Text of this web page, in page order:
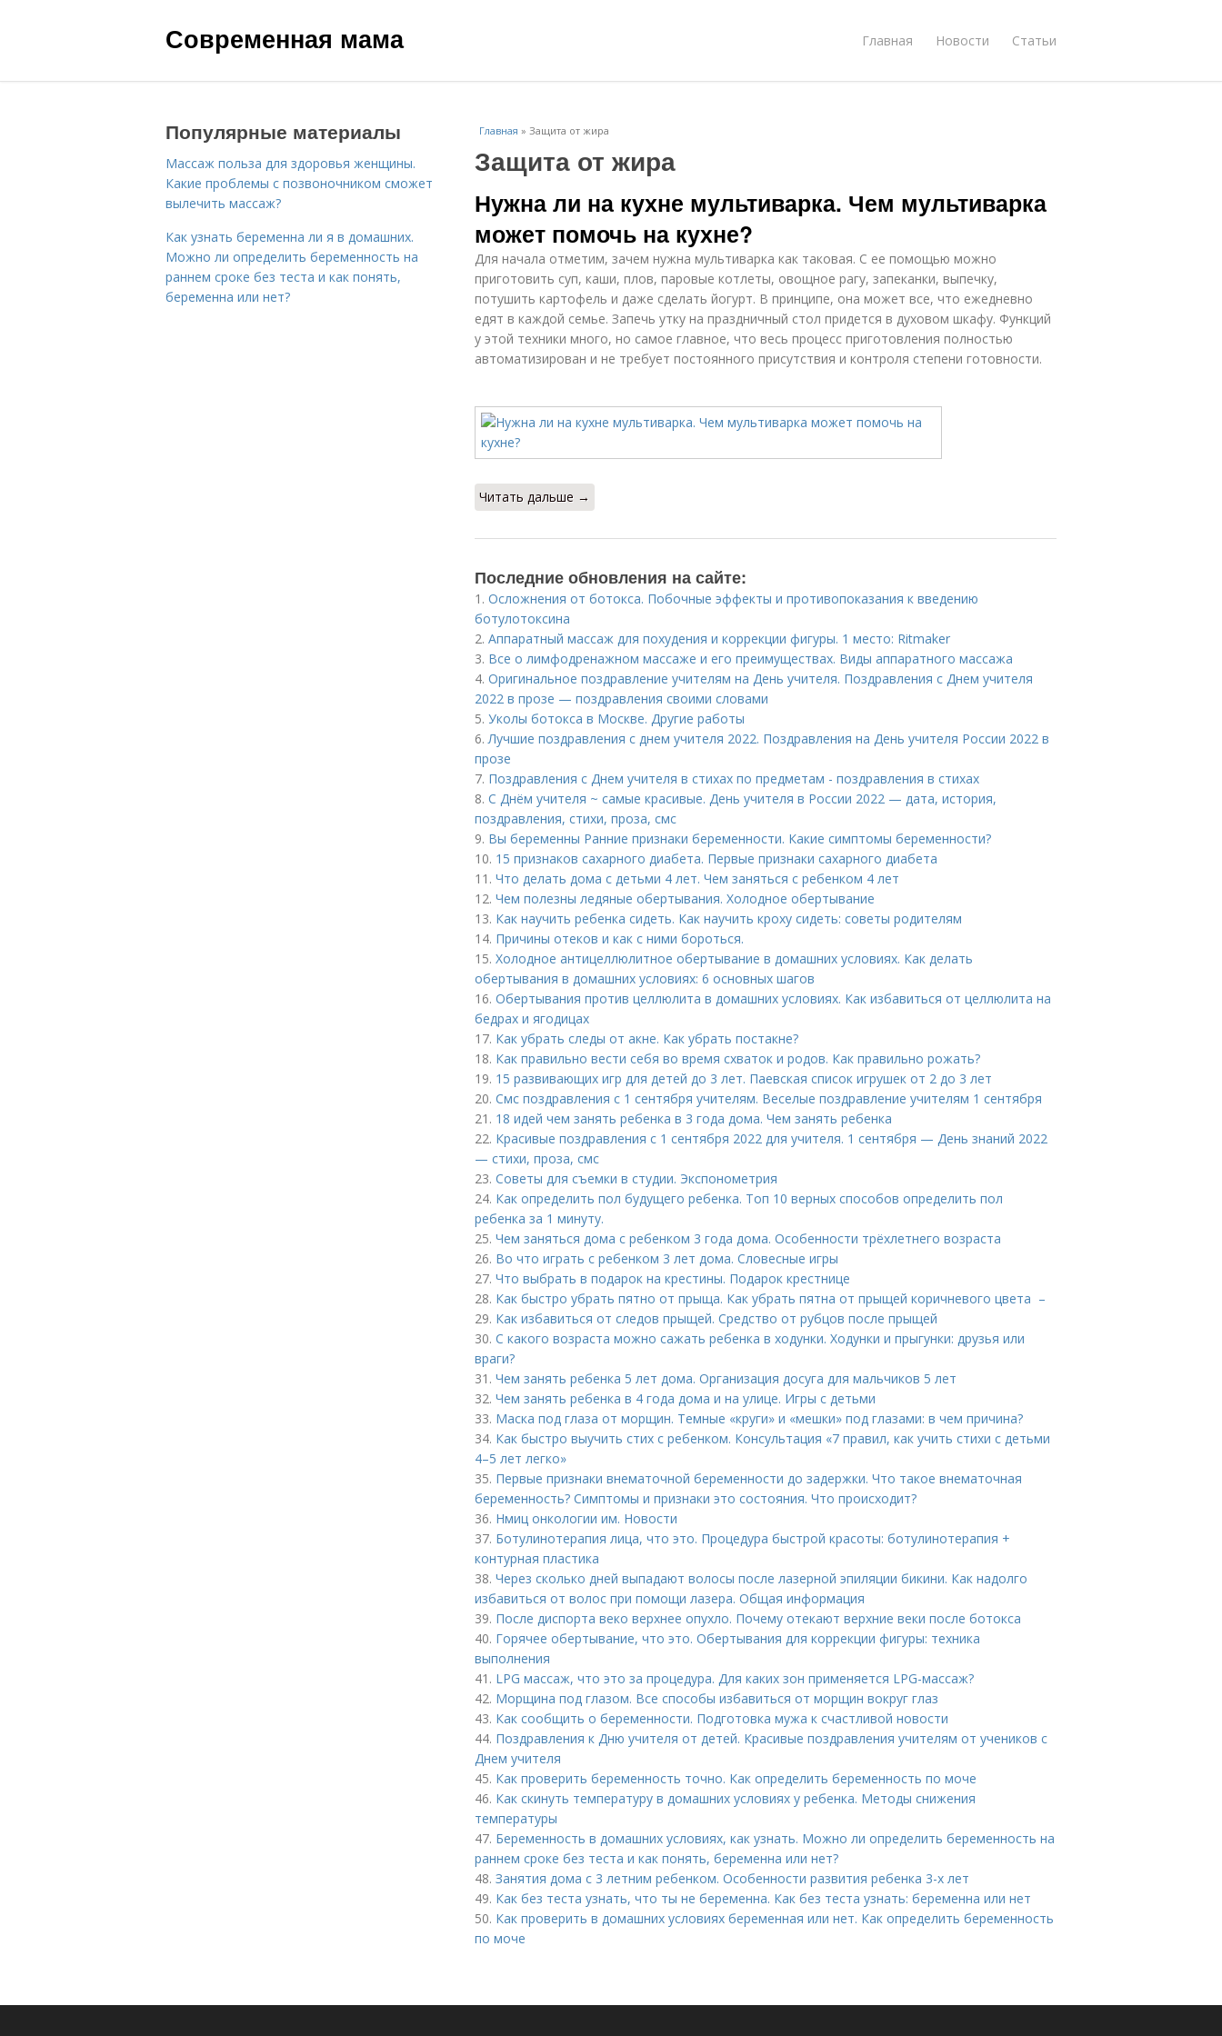
Современная мама Главная Новости Статьи
Главная » Защита от жира
Защита от жира
Нужна ли на кухне мультиварка. Чем мультиварка
может помочь на кухне?
Для начала отметим, зачем нужна мультиварка как таковая. С ее помощью можно
приготовить суп, каши, плов, паровые котлеты, овощное рагу, запеканки, выпечку,
потушить картофель и даже сделать йогурт. В принципе, она может все, что ежедневно
едят в каждой семье. Запечь утку на праздничный стол придется в духовом шкафу. Функций
у этой техники много, но самое главное, что весь процесс приготовления полностью
автоматизирован и не требует постоянного присутствия и контроля степени готовности.
Читать дальше →
Последние обновления на сайте:
1. Осложнения от ботокса. Побочные эффекты и противопоказания к введению
ботулотоксина
2. Аппаратный массаж для похудения и коррекции фигуры. 1 место: Ritmaker
3. Все о лимфодренажном массаже и его преимуществах. Виды аппаратного массажа
4. Оригинальное поздравление учителям на День учителя. Поздравления с Днем учителя
2022 в прозе — поздравления своими словами
5. Уколы ботокса в Москве. Другие работы
6.Лучшие поздравления с днем учителя 2022. Поздравления на День учителя России 2022 в
прозе
7. Поздравления с Днем учителя в стихах по предметам - поздравления в стихах
8. С Днём учителя ~ самые красивые. День учителя в России 2022 — дата, история,
поздравления, стихи, проза, смс
9. Вы беременны Ранние признаки беременности. Какие симптомы беременности?
10. 15 признаков сахарного диабета. Первые признаки сахарного диабета
11. Что делать дома с детьми 4 лет. Чем заняться с ребенком 4 лет
12. Чем полезны ледяные обертывания. Холодное обертывание
13. Как научить ребенка сидеть. Как научить кроху сидеть: советы родителям
14. Причины отеков и как с ними бороться.
15. Холодное антицеллюлитное обертывание в домашних условиях. Как делать
обертывания в домашних условиях: 6 основных шагов
16. Обертывания против целлюлита в домашних условиях. Как избавиться от целлюлита на
бедрах и ягодицах
17. Как убрать следы от акне. Как убрать постакне?
18. Как правильно вести себя во время схваток и родов. Как правильно рожать?
19. 15 развивающих игр для детей до 3 лет. Паевская список игрушек от 2 до 3 лет
20. Смс поздравления с 1 сентября учителям. Веселые поздравление учителям 1 сентября
21. 18 идей чем занять ребенка в 3 года дома. Чем занять ребенка
22. Красивые поздравления с 1 сентября 2022 для учителя. 1 сентября — День знаний 2022
— стихи, проза, смс
23. Советы для съемки в студии. Экспонометрия
24. Как определить пол будущего ребенка. Топ 10 верных способов определить пол
ребенка за 1 минуту.
25. Чем заняться дома с ребенком 3 года дома. Особенности трёхлетнего возраста
26. Во что играть с ребенком 3 лет дома. Словесные игры
27. Что выбрать в подарок на крестины. Подарок крестнице
28. Как быстро убрать пятно от прыща. Как убрать пятна от прыщей коричневого цвета –
29. Как избавиться от следов прыщей. Средство от рубцов после прыщей
30. С какого возраста можно сажать ребенка в ходунки. Ходунки и прыгунки: друзья или
враги?
31. Чем занять ребенка 5 лет дома. Организация досуга для мальчиков 5 лет
32. Чем занять ребенка в 4 года дома и на улице. Игры с детьми
33. Маска под глаза от морщин. Темные «круги» и «мешки» под глазами: в чем причина?
34. Как быстро выучить стих с ребенком. Консультация «7 правил, как учить стихи с детьми
4–5 лет легко»
35. Первые признаки внематочной беременности до задержки. Что такое внематочная
беременность? Симптомы и признаки это состояния. Что происходит?
36. Нмиц онкологии им. Новости
37. Ботулинотерапия лица, что это. Процедура быстрой красоты: ботулинотерапия +
контурная пластика
38. Через сколько дней выпадают волосы после лазерной эпиляции бикини. Как надолго
избавиться от волос при помощи лазера. Общая информация
39. После диспорта веко верхнее опухло. Почему отекают верхние веки после ботокса
40. Горячее обертывание, что это. Обертывания для коррекции фигуры: техника
выполнения
41. LPG массаж, что это за процедура. Для каких зон применяется LPG-массаж?
42. Морщина под глазом. Все способы избавиться от морщин вокруг глаз
43. Как сообщить о беременности. Подготовка мужа к счастливой новости
44. Поздравления к Дню учителя от детей. Красивые поздравления учителям от учеников с
Днем учителя
45. Как проверить беременность точно. Как определить беременность по моче
46. Как скинуть температуру в домашних условиях у ребенка. Методы снижения
температуры
47. Беременность в домашних условиях, как узнать. Можно ли определить беременность на
раннем сроке без теста и как понять, беременна или нет?
48. Занятия дома с 3 летним ребенком. Особенности развития ребенка 3-х лет
49. Как без теста узнать, что ты не беременна. Как без теста узнать: беременна или нет
50. Как проверить в домашних условиях беременная или нет. Как определить беременность
по моче
Популярные материалы
Массаж польза для здоровья женщины.
Какие проблемы с позвоночником сможет
вылечить массаж?
Как узнать беременна ли я в домашних.
Можно ли определить беременность на
раннем сроке без теста и как понять,
беременна или нет?